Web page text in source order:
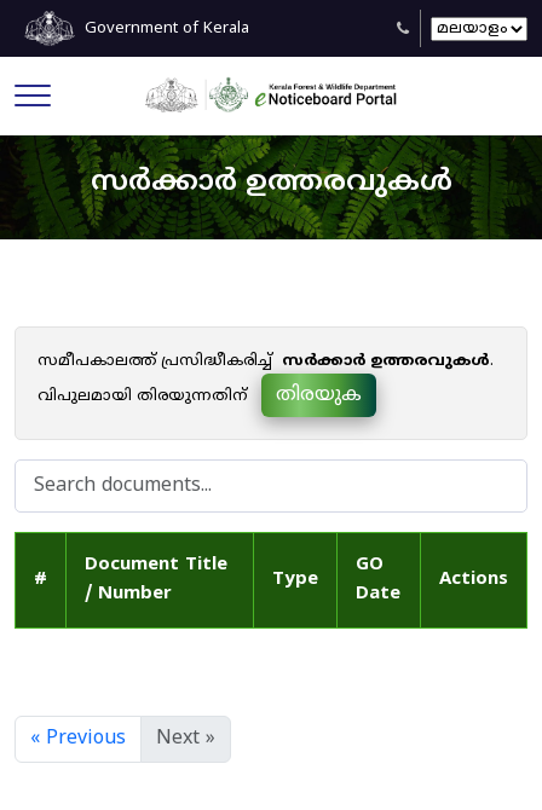
Government of Kerala
സർക്കാർ ഉത്തരവുകൾ
സമീപകാലത്ത് പ്രസിദ്ധീകരിച്ച് സർക്കാർ ഉത്തരവുകൾ.
വിപുലമായി തിരയുന്നതിന്
തിരയുക
#
Document Title
/ Number
Type
GO
Date
Actions
« Previous Next »